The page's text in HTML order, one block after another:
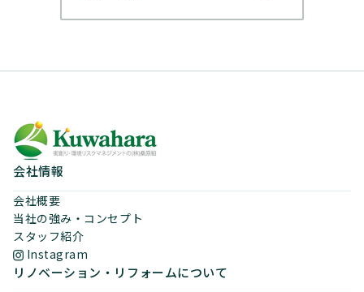
会社情報
会社概要
当社の強み・コンセプト
スタッフ紹介
Instagram
リノベーション・リフォームについて